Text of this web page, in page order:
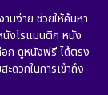
นง่าย ช่วยให้ค้นหา
นังโรแมนติก หนัง
ก ดูหนังฟรี ได้ตรง
ดวกในการเข้าถึง